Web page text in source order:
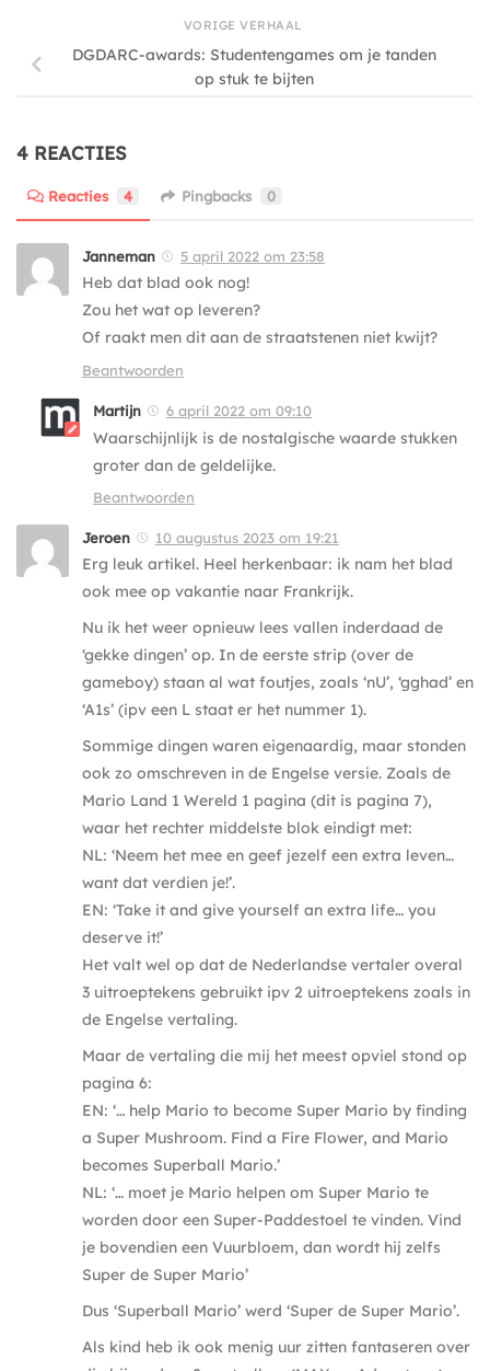
VORIGE VERHAAL
DGDARC-awards: Studentengames om je tanden
op stuk te bijten
4 REACTIES
Reacties 4 Pingbacks 0
Janneman 5 april 2022 om 23:58
Heb dat blad ook nog!
Zou het wat op leveren?
Of raakt men dit aan de straatstenen niet kwijt?
Beantwoorden
Martijn 6 april 2022 om 09:10
Waarschijnlijk is de nostalgische waarde stukken
groter dan de geldelijke.
Beantwoorden
Jeroen 10 augustus 2023 om 19:21
Erg leuk artikel. Heel herkenbaar: ik nam het blad
ook mee op vakantie naar Frankrijk.
Nu ik het weer opnieuw lees vallen inderdaad de
‘gekke dingen’ op. In de eerste strip (over de
gameboy) staan al wat foutjes, zoals ‘nU’, ‘gghad’ en
‘A1s’ (ipv een L staat er het nummer 1).
Sommige dingen waren eigenaardig, maar stonden
ook zo omschreven in de Engelse versie. Zoals de
Mario Land 1 Wereld 1 pagina (dit is pagina 7),
waar het rechter middelste blok eindigt met:
NL: ‘Neem het mee en geef jezelf een extra leven…
want dat verdien je!’.
EN: ‘Take it and give yourself an extra life… you
deserve it!’
Het valt wel op dat de Nederlandse vertaler overal
3 uitroeptekens gebruikt ipv 2 uitroeptekens zoals in
de Engelse vertaling.
Maar de vertaling die mij het meest opviel stond op
pagina 6:
EN: ‘… help Mario to become Super Mario by finding
a Super Mushroom. Find a Fire Flower, and Mario
becomes Superball Mario.’
NL: ‘… moet je Mario helpen om Super Mario te
worden door een Super-Paddestoel te vinden. Vind
je bovendien een Vuurbloem, dan wordt hij zelfs
Super de Super Mario’
Dus ‘Superball Mario’ werd ‘Super de Super Mario’.
Als kind heb ik ook menig uur zitten fantaseren over